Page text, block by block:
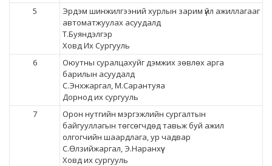
5
Эрдэм шинжилгээний хурлын зарим үйл ажиллагааг
автоматжуулах асуудалд
Т.Буяндэлгэр
Ховд Их Сургууль
6
Оюутны суралцахуйг дэмжих зөвлөх арга
барилын асуудалд
С.Энхжаргал, М.Сарантуяа
Дорнод их сургууль
7
Орон нутгийн мэргэжлийн сургалтын
байгууллагын төгсөгчдөд тавьж буй ажил
олгогчийн шаардлага, ур чадвар
С.Өлзийжаргал, Э.Наранхүү
Ховд их сургууль